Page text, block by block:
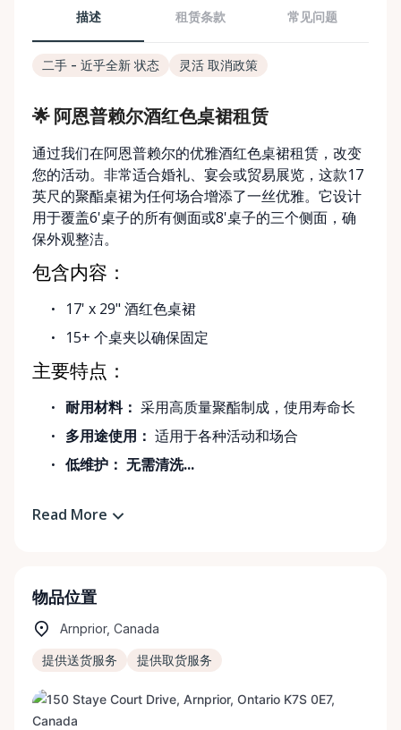
描述 租赁条款 常见问题
二手 - 近乎全新 状态 灵活 取消政策
🌟 阿恩普赖尔酒红色桌裙租赁
通过我们在阿恩普赖尔的优雅酒红色桌裙租赁，改变
您的活动。非常适合婚礼、宴会或贸易展览，这款17
英尺的聚酯桌裙为任何场合增添了一丝优雅。它设计
用于覆盖6'桌子的所有侧面或8'桌子的三个侧面，确
保外观整洁。
包含内容：
17' x 29" 酒红色桌裙
15+ 个桌夹以确保固定
主要特点：
耐用材料： 采用高质量聚酯制成，使用寿命长
多用途使用： 适用于各种活动和场合
低维护： 无需清洗...
Read More
物品位置
Arnprior, Canada
提供送货服务 提供取货服务